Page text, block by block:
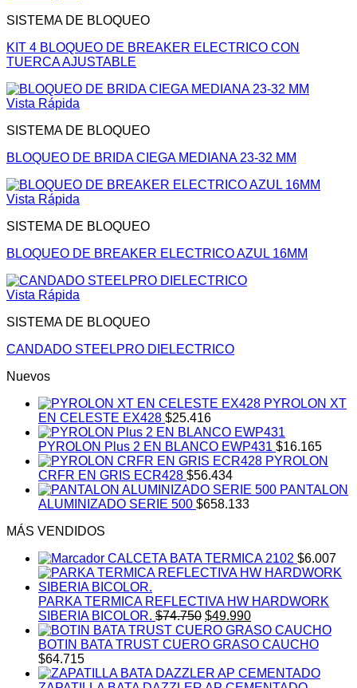
SISTEMA DE BLOQUEO
KIT 4 BLOQUEO DE BREAKER ELECTRICO CON
TUERCA AJUSTABLE
Vista Rápida
SISTEMA DE BLOQUEO
BLOQUEO DE BRIDA CIEGA MEDIANA 23-32 MM
Vista Rápida
SISTEMA DE BLOQUEO
BLOQUEO DE BREAKER ELECTRICO AZUL 16MM
Vista Rápida
SISTEMA DE BLOQUEO
CANDADO STEELPRO DIELECTRICO
Nuevos
PYROLON XT
EN CELESTE EX428 $25.416
PYROLON Plus 2 EN BLANCO EWP431 $16.165
PYROLON
CRFR EN GRIS ECR428 $56.434
PANTALON
ALUMINIZADO SERIE 500 $658.133
MÁS VENDIDOS
CALCETA BATA TERMICA 2102 $6.007
PARKA TERMICA REFLECTIVA HW HARDWORK
SIBERIA BICOLOR. $74.750 El
precio
original
$74.750.
$49.990El
precio
actual
$49.990.
BOTIN BATA TRUST CUERO GRASO CAUCHO
$64.715